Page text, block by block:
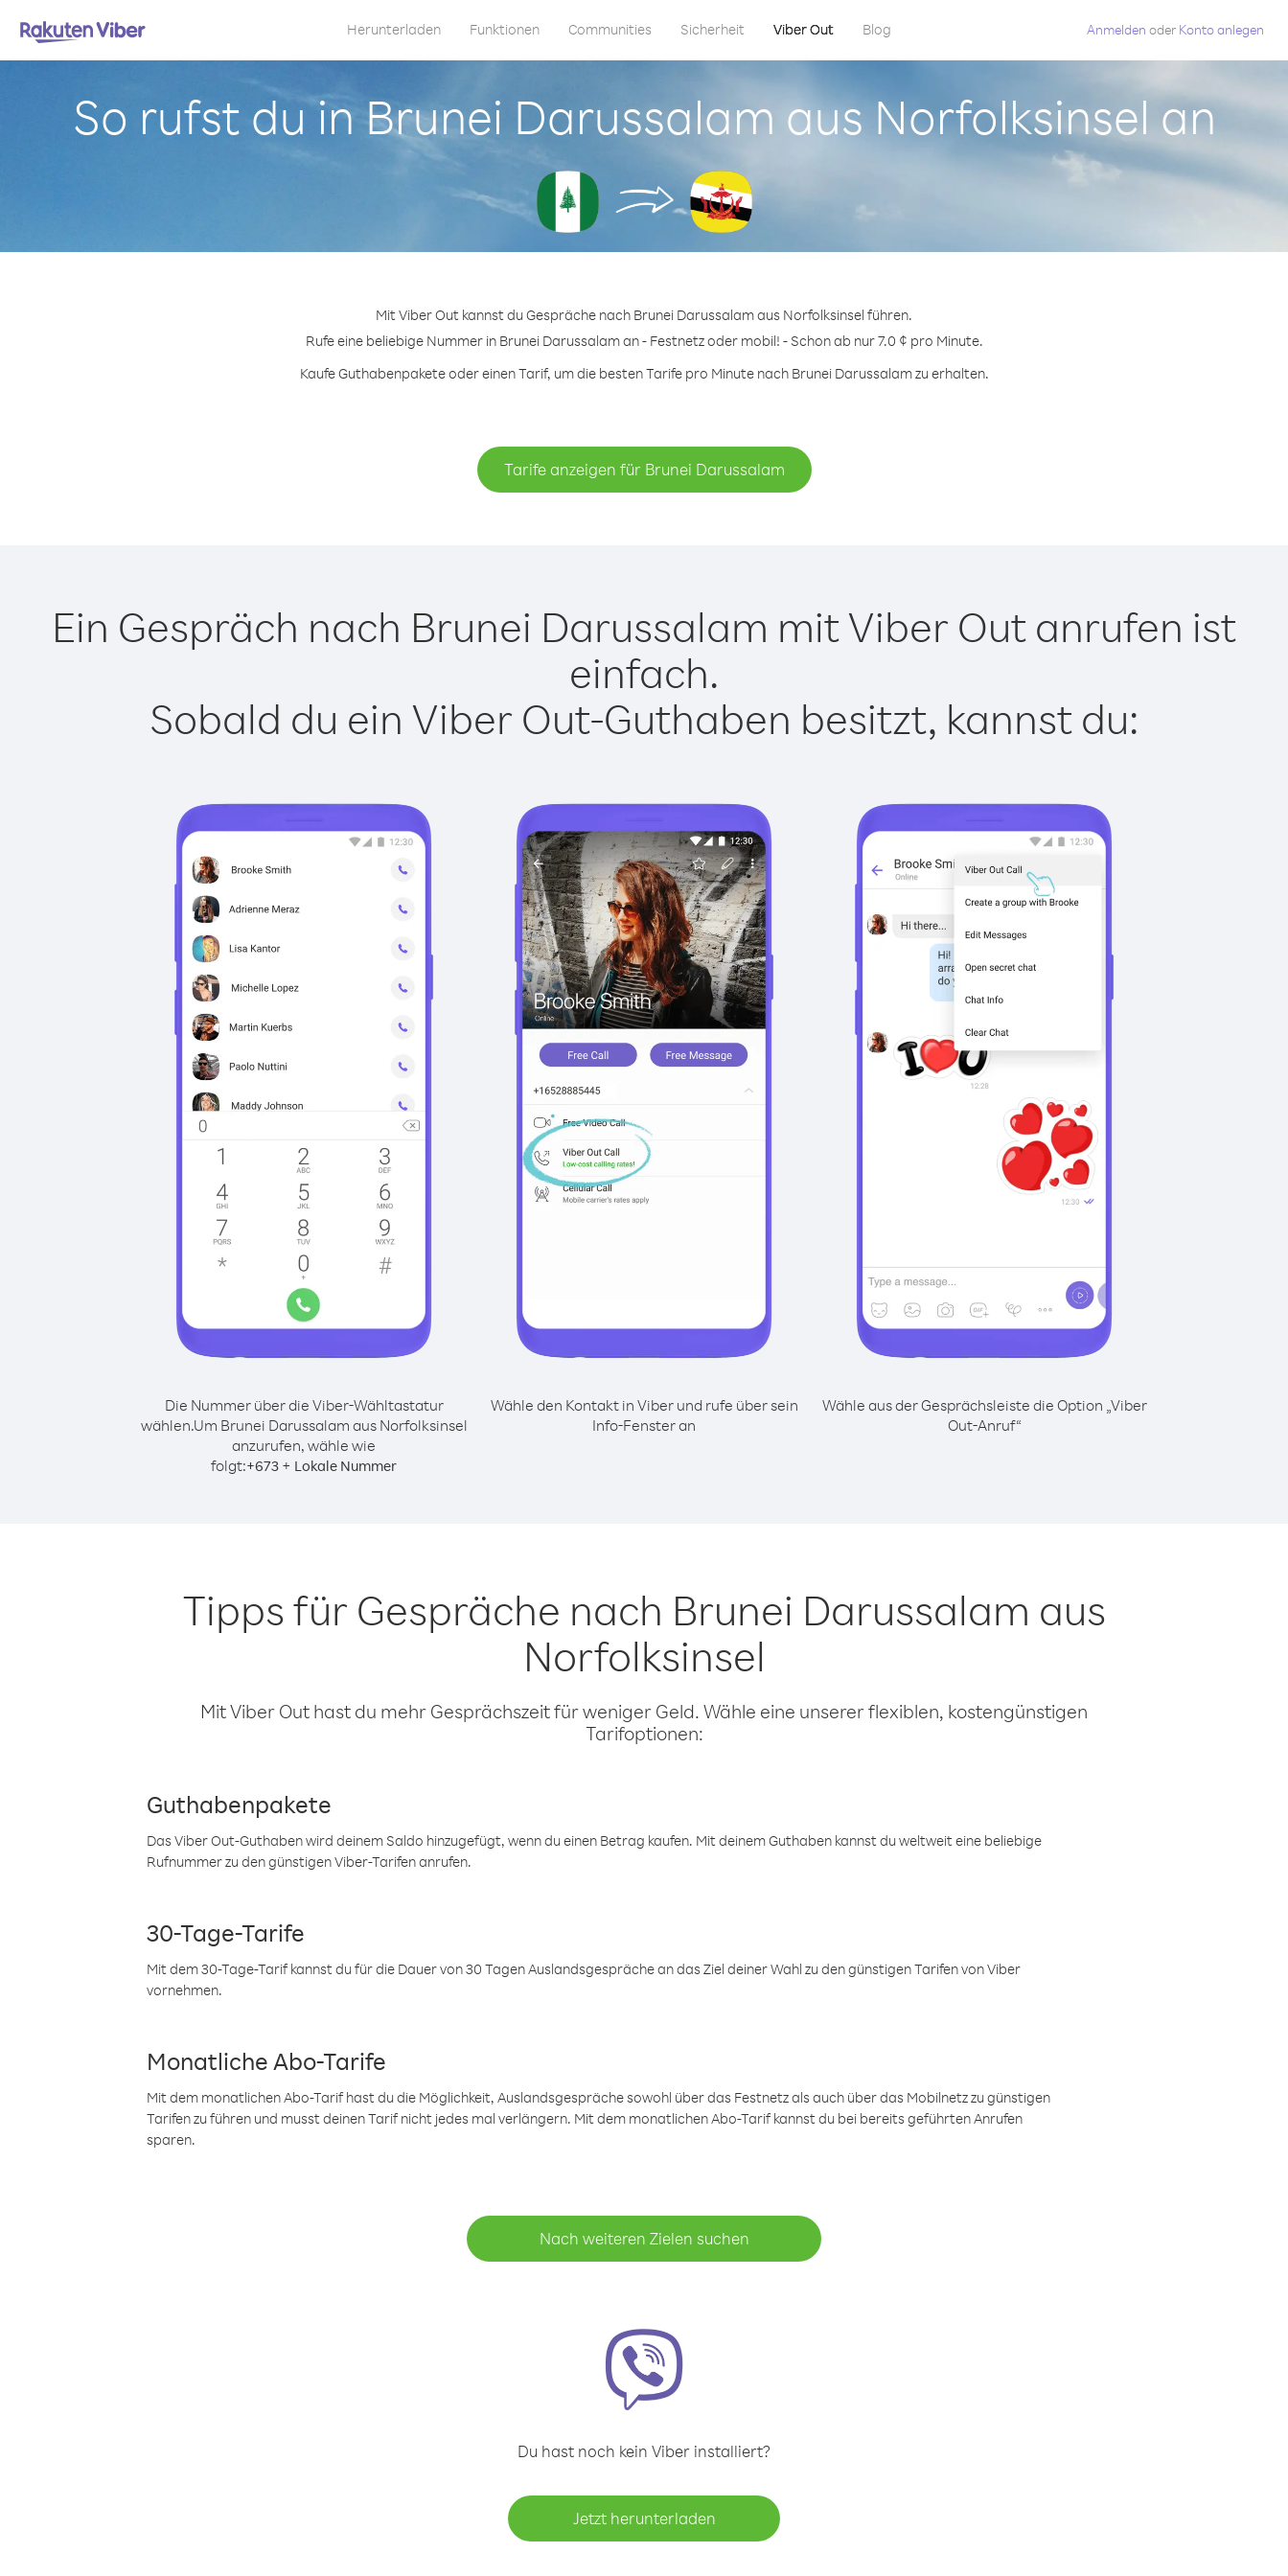
Herunterladen Funktionen Communities Sicherheit Viber Out Blog Anmelden oder Konto anlegen
So rufst du in Brunei Darussalam aus Norfolksinsel an
Mit Viber Out kannst du Gespräche nach Brunei Darussalam aus Norfolksinsel führen.
Rufe eine beliebige Nummer in Brunei Darussalam an - Festnetz oder mobil! - Schon ab nur 7.0 ¢ pro Minute.
Kaufe Guthabenpakete oder einen Tarif, um die besten Tarife pro Minute nach Brunei Darussalam zu erhalten.
Tarife anzeigen für Brunei Darussalam
Ein Gespräch nach Brunei Darussalam mit Viber Out anrufen ist
einfach.
Sobald du ein Viber Out-Guthaben besitzt, kannst du:
Die Nummer über die Viber-Wähltastatur
wählen.Um Brunei Darussalam aus Norfolksinsel
anzurufen, wähle wie
folgt:+673 + Lokale Nummer
Wähle den Kontakt in Viber und rufe über sein
Info-Fenster an
Wähle aus der Gesprächsleiste die Option „Viber
Out-Anruf“
Tipps für Gespräche nach Brunei Darussalam aus
Norfolksinsel
Mit Viber Out hast du mehr Gesprächszeit für weniger Geld. Wähle eine unserer flexiblen, kostengünstigen
Tarifoptionen:
Guthabenpakete
Das Viber Out-Guthaben wird deinem Saldo hinzugefügt, wenn du einen Betrag kaufen. Mit deinem Guthaben kannst du weltweit eine beliebige
Rufnummer zu den günstigen Viber-Tarifen anrufen.
30-Tage-Tarife
Mit dem 30-Tage-Tarif kannst du für die Dauer von 30 Tagen Auslandsgespräche an das Ziel deiner Wahl zu den günstigen Tarifen von Viber
vornehmen.
Monatliche Abo-Tarife
Mit dem monatlichen Abo-Tarif hast du die Möglichkeit, Auslandsgespräche sowohl über das Festnetz als auch über das Mobilnetz zu günstigen
Tarifen zu führen und musst deinen Tarif nicht jedes mal verlängern. Mit dem monatlichen Abo-Tarif kannst du bei bereits geführten Anrufen
sparen.
Nach weiteren Zielen suchen
Du hast noch kein Viber installiert?
Jetzt herunterladen